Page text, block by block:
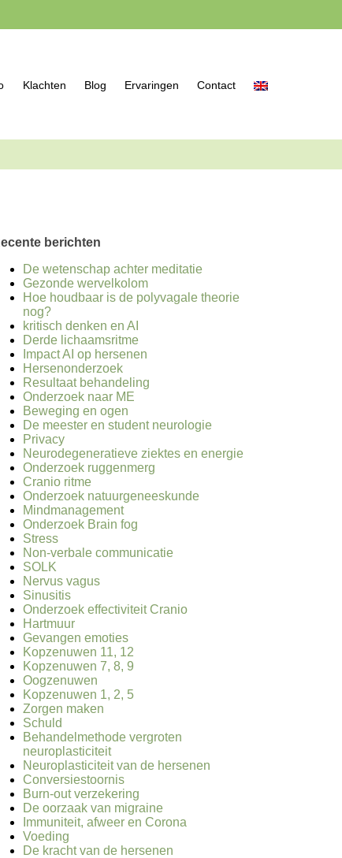
Klachten Blog Ervaringen Contact
berichten
De wetenschap achter meditatie
Gezonde wervelkolom
Hoe houdbaar is de polyvagale theorie
nog?
kritisch denken en AI
Derde lichaamsritme
Impact AI op hersenen
Hersenonderzoek
Resultaat behandeling
Onderzoek naar ME
Beweging en ogen
De meester en student neurologie
Privacy
Neurodegeneratieve ziektes en energie
Onderzoek ruggenmerg
Cranio ritme
Onderzoek natuurgeneeskunde
Mindmanagement
Onderzoek Brain fog
Stress
Non-verbale communicatie
SOLK
Nervus vagus
Sinusitis
Onderzoek effectiviteit Cranio
Hartmuur
Gevangen emoties
Kopzenuwen 11, 12
Kopzenuwen 7, 8, 9
Oogzenuwen
Kopzenuwen 1, 2, 5
Zorgen maken
Schuld
Behandelmethode vergroten
neuroplasticiteit
Neuroplasticiteit van de hersenen
Conversiestoornis
Burn-out verzekering
De oorzaak van migraine
Immuniteit, afweer en Corona
Voeding
De kracht van de hersenen